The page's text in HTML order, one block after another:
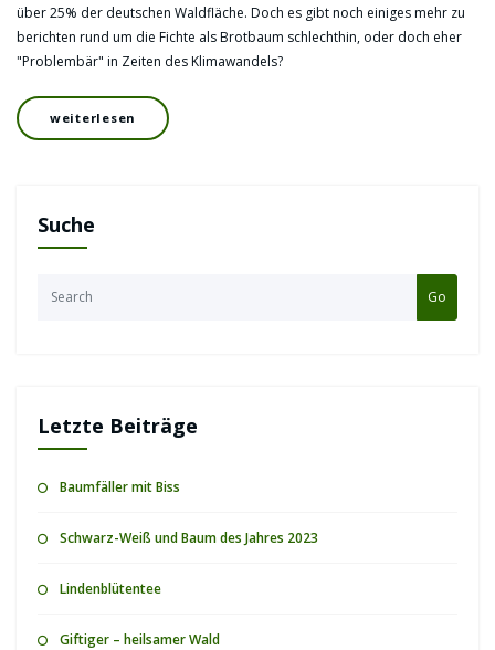
über 25% der deutschen Waldfläche. Doch es gibt noch einiges mehr zu
berichten rund um die Fichte als Brotbaum schlechthin, oder doch eher
"Problembär" in Zeiten des Klimawandels?
weiterlesen
Suche
Go
Letzte Beiträge
Baumfäller mit Biss
Schwarz-Weiß und Baum des Jahres 2023
Lindenblütentee
Giftiger – heilsamer Wald